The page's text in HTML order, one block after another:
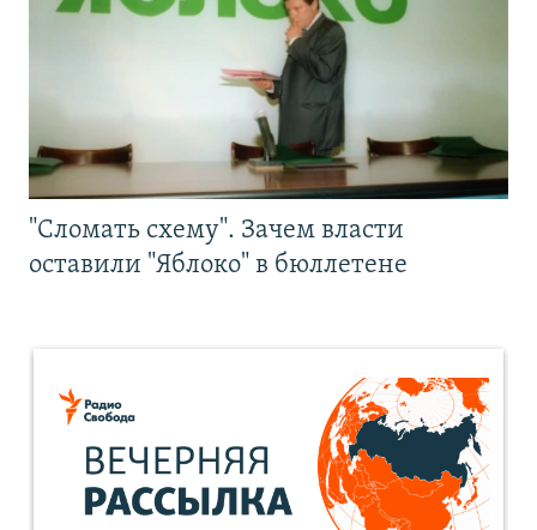
"Сломать схему". Зачем власти
оставили "Яблоко" в бюллетене